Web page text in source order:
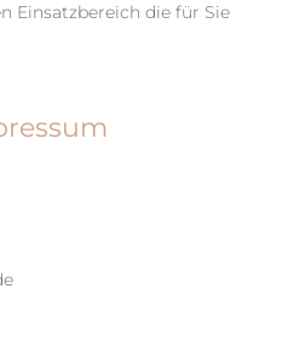
Einsatzbereich die für Sie